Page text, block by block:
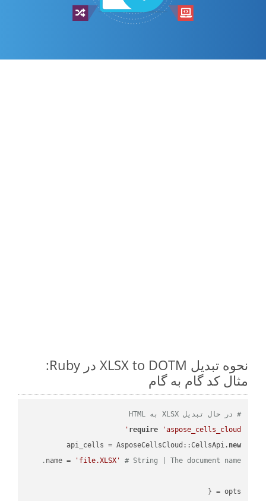
نحوه تبدیل XLSX to DOTM در Ruby:
مثال کد گام به گام
# در حال تبدیل XLSX به HTML
require
'aspose_cells_cloud'
api_cells = AsposeCellsCloud::CellsApi. new
name =
'file.XLSX' # String | The document name.